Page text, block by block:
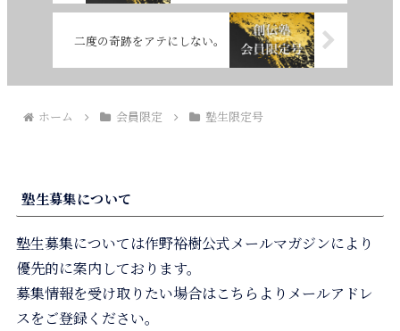
二度の奇跡をアテにしない。
ホーム 会員限定 塾生限定号
塾生募集について
塾生募集については作野裕樹公式メールマガジンにより
優先的に案内しております。
募集情報を受け取りたい場合はこちらよりメールアドレ
スをご登録ください。